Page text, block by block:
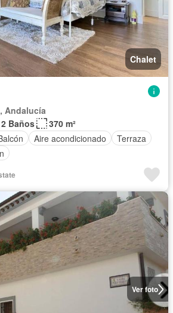
Chalet
Andalucía
2 Baños
370 m²
Aire acondicionado
Terraza
Ver foto